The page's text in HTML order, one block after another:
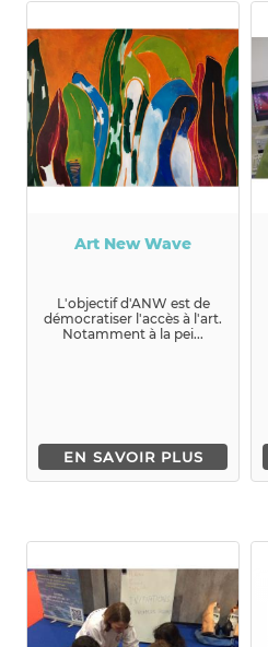
Art New Wave
L'objectif d'ANW est de
démocratiser l'accès à l'art.
Notamment à la pei...
EN SAVOIR PLUS